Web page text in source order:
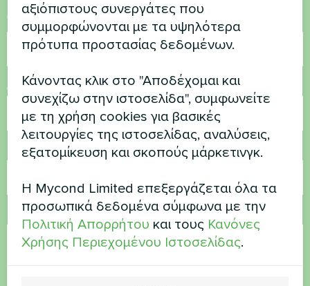
Όνομα
Αριθμός τηλεφώνου
Ηλεκτρονικό ταχυδρομείο
Σχόλιο
αξιόπιστους συνεργάτες που
συμμορφώνονται με τα υψηλότερα
πρότυπα προστασίας δεδομένων.
Κάνοντας κλικ στο "Αποδέχομαι και
συνεχίζω στην ιστοσελίδα", συμφωνείτε
με τη χρήση cookies για βασικές
λειτουργίες της ιστοσελίδας, αναλύσεις,
εξατομίκευση και σκοπούς μάρκετινγκ.
Η Mycond Limited επεξεργάζεται όλα τα
προσωπικά δεδομένα σύμφωνα με την
Πολιτική Απορρήτου και τους Κανόνες
Χρήσης Περιεχομένου Ιστοσελίδας.